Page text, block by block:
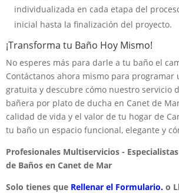
individualizada en cada etapa del
inicial hasta la finalización del proyecto.
¡Transforma tu Baño Hoy Mismo!
No esperes más para darle a tu baño el
Contáctanos ahora mismo para programar
gratuita y descubre cómo nuestro servicio
bañera por plato de ducha en Canet de
calidad de vida y el valor de tu hogar de
tu baño un espacio funcional, elegante y
Profesionales Multiservicios -
de Baños en Canet de Mar
Solo tienes que Rellenar el Formulario. o